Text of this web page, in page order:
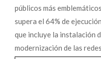
públicos más
supera el 64% de
que incluye la instalación
modernización de las